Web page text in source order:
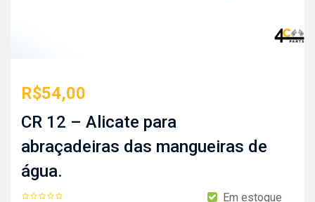
R$54,00
CR 12 – Alicate para
abraçadeiras das mangueiras de
água.
Em estoque